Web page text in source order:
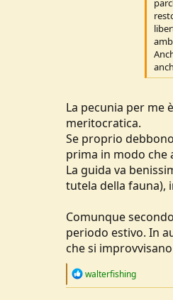
La pecunia per me
meritocratica.
Se proprio
prima in modo che
La guida va
tutela della fauna),
Comunque
periodo estivo. In
che si
R
walterfishing